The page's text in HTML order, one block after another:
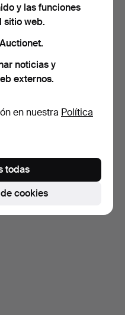
Jarrón de los siglos XIX/XXI,
Subastado 4 abr 2026
43 USD
y las funciones
sitio web.
noticias y
externos.
en nuestra Política
cookies
todas